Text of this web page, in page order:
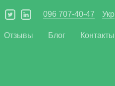
096 707-40-47 Укр
Отзывы Блог Контакты